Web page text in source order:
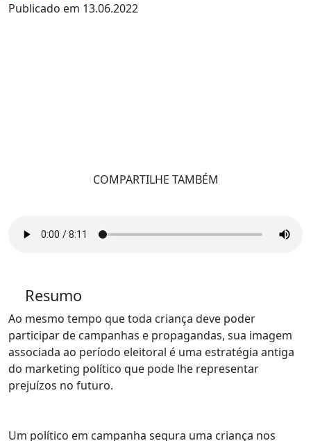
Publicado em 13.06.2022
COMPARTILHE TAMBÉM
Resumo
Ao mesmo tempo que toda criança deve poder
participar de campanhas e propagandas, sua imagem
associada ao período eleitoral é uma estratégia antiga
do marketing político que pode lhe representar
prejuízos no futuro.
Um político em campanha segura uma criança nos